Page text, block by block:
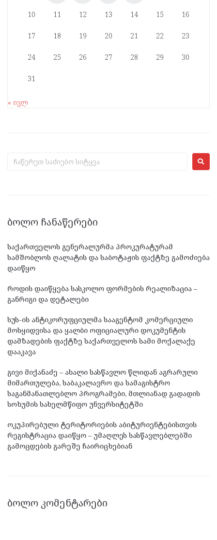
10 11 12 13 14 15 16
17 18 19 20 21 22 23
24 25 26 27 28 29 30
31
« ივლ
ᲑᲝᲚᲝ ᲩᲐᲜᲐᲬᲔᲠᲔᲑᲘ
საქართველოს გენერალურმა პროკურატურამ
სამშობლოს ღალატის და საბოტაჟის ფაქტზე გამოძიება
დაიწყო
როდის დაიწყება სასკოლო ფორმების რეალიზაცია –
განრიგი და დეტალები
სუს-ის ანტიკორუფციულმა სააგენტომ კომერციული
მოსყიდვისა და ყალბი ოფიციალური დოკუმენტის
დამზადების ფაქტზე საქართველოს სამი მოქალაქე
დააკავა
გივი მიქანაძე – ახალი სასწავლო წლიდან აგრარული
მიმართულება, საბაკალავრო და სამაგისტრო
საგანმანათლებლო პროგრამები, მთლიანად გადადის
სოხუმის სახელმწიფო უნვერსიტეტში
ოკუპირებული ტერიტორიების აბიტურიენტებისთვის
რეგისტრაცია დაიწყო – უმაღლეს სასწავლებლებში
გამოცდების გარეშე ჩაირიცხებიან
ᲑᲝᲚᲝ ᲙᲝᲛᲔᲜᲢᲐᲠᲔᲑᲘ